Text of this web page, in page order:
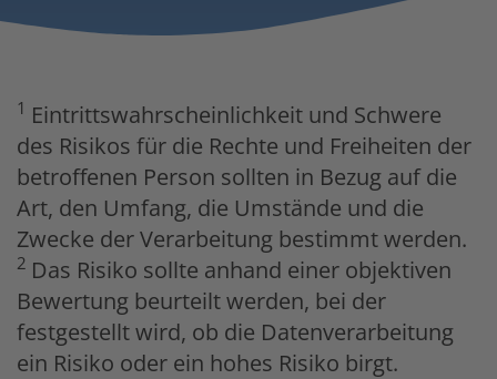
1 Eintrittswahrscheinlichkeit und Schwere
des Risikos für die Rechte und Freiheiten der
betroffenen Person sollten in Bezug auf die
Art, den Umfang, die Umstände und die
Zwecke der Verarbeitung bestimmt werden.
2 Das Risiko sollte anhand einer objektiven
Bewertung beurteilt werden, bei der
festgestellt wird, ob die Datenverarbeitung
ein Risiko oder ein hohes Risiko birgt.